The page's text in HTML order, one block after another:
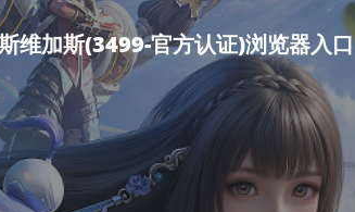
维加斯(3499-官方认证)浏览器入口